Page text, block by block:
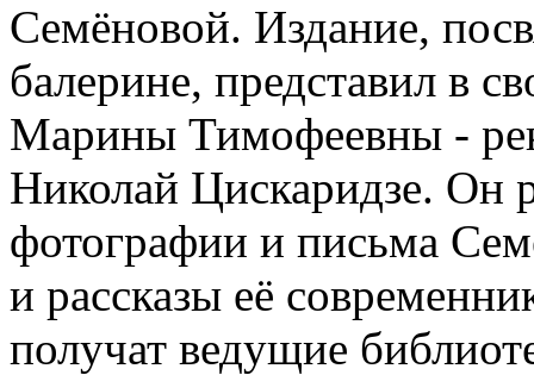
Семёновой. Издание,
балерине, представил в
Марины Тимофеевны -
Николай Цискаридзе. Он
фотографии и письма
и рассказы её
получат ведущие